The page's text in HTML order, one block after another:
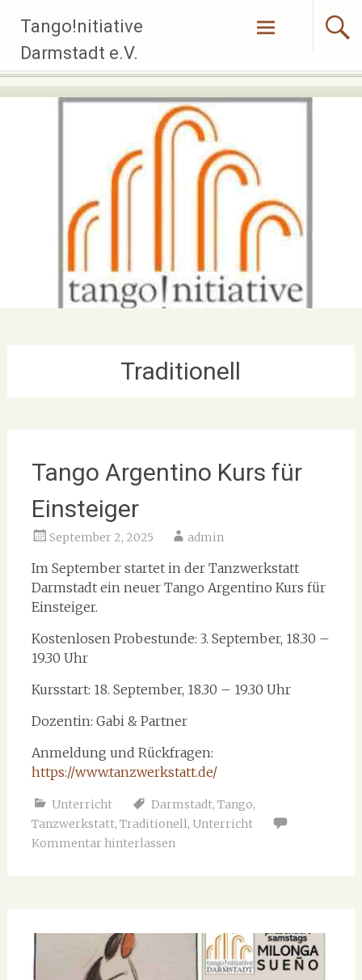
Inhalt
springen
Tango!nitiative
Darmstadt e.V.
Traditionell
Tango Argentino Kurs für
Einsteiger
September 2, 2025 admin
Im September startet in der Tanzwerkstatt
Darmstadt ein neuer Tango Argentino Kurs für
Einsteiger.
Kostenlosen Probestunde: 3. September, 18.30 –
19.30 Uhr
Kursstart: 18. September, 18.30 – 19.30 Uhr
Dozentin: Gabi & Partner
Anmeldung und Rückfragen:
https://www.tanzwerkstatt.de/
Unterricht Darmstadt, Tango,
Tanzwerkstatt, Traditionell, Unterricht
Kommentar hinterlassen